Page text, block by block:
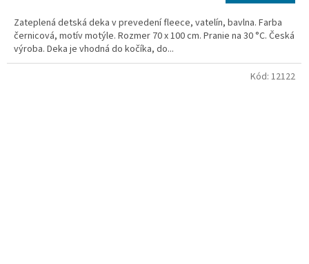
Zateplená detská deka v prevedení fleece, vatelín, bavlna. Farba
černicová, motív motýle. Rozmer 70 x 100 cm. Pranie na 30 °C. Česká
výroba. Deka je vhodná do kočíka, do...
Kód: 12122